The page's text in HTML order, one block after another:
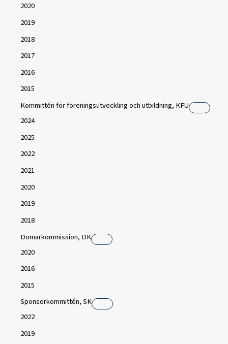
2020
2019
2018
2017
2016
2015
Kommittén för föreningsutveckling och utbildning, KFU
2024
2025
2022
2021
2020
2019
2018
Domarkommission, DK
2020
2016
2015
Sponsorkommittén, SK
2022
2019